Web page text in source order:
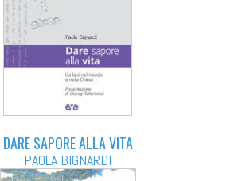
DARE SAPORE ALLA VITA
PAOLA BIGNARDI